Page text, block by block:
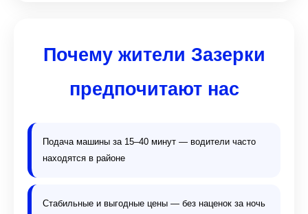
Почему жители Зазерки
предпочитают нас
Подача машины за 15–40 минут — водители часто
находятся в районе
Стабильные и выгодные цены — без наценок за ночь